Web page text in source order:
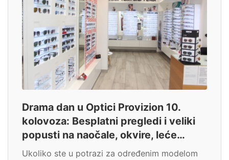
Drama dan u Optici Provizion 10.
kolovoza: Besplatni pregledi i veliki
popusti na naočale, okvire, leće…
Ukoliko ste u potrazi za određenim modelom